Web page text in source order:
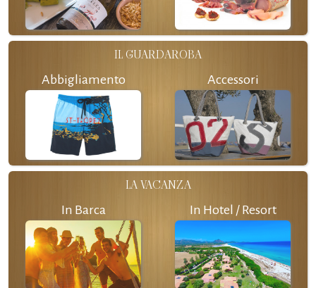
IL GUARDAROBA
Abbigliamento Accessori
LA VACANZA
In Barca In Hotel / Resort